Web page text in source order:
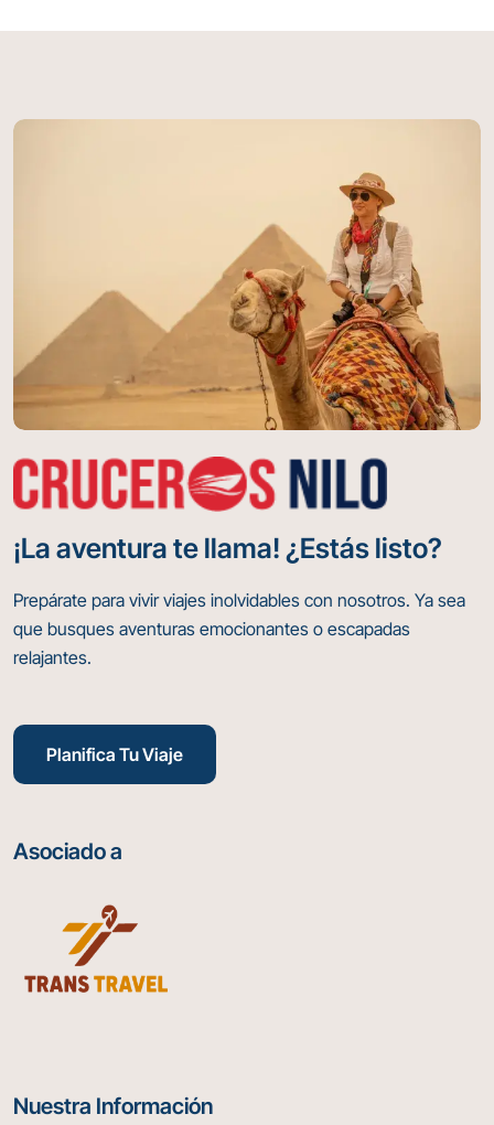
majestuosos templos de Luxor y Karnak,
Ombo y Filae. Este paquete combinado
confortable, crucero de 5 estrellas por el Nilo,
comidas especificadas y todas las visitas
guiadas. ¡Reserva ahora tu tour a Egipto y
Grecia y vive la experiencia de dos mundos
antiguos en un solo viaje extraordinario!
¡La aventura te llama! ¿Estás listo?
Prepárate para vivir viajes inolvidables con nosotros. Ya sea
que busques aventuras emocionantes o escapadas
relajantes.
Planifica Tu Viaje
Asociado a
Nuestra Información